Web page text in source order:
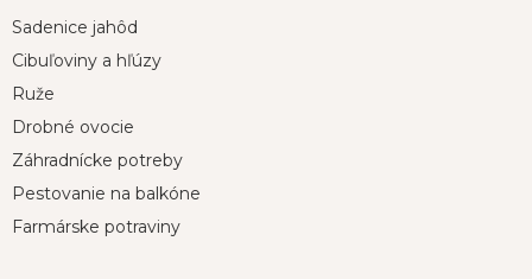
äSadenice jahôd
Cibuľoviny a hľúzy
Ruže
Drobné ovocie
Záhradnícke potreby
Pestovanie na balkóne
Farmárske potraviny